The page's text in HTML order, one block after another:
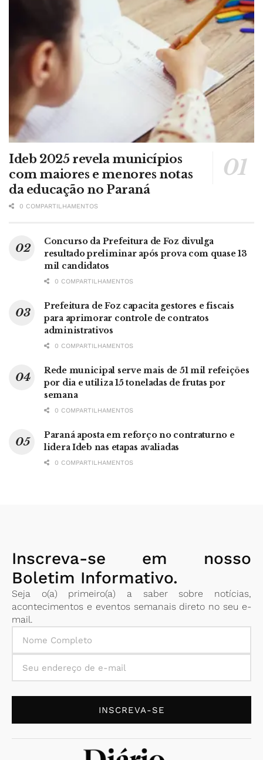
Ideb 2025 revela municípios
com maiores e menores notas
da educação no Paraná
0 COMPARTILHAMENTOS
Concurso da Prefeitura de Foz divulga
resultado preliminar após prova com quase 13
mil candidatos
0 COMPARTILHAMENTOS
Prefeitura de Foz capacita gestores e fiscais
para aprimorar controle de contratos
administrativos
0 COMPARTILHAMENTOS
Rede municipal serve mais de 51 mil refeições
por dia e utiliza 15 toneladas de frutas por
semana
0 COMPARTILHAMENTOS
Paraná aposta em reforço no contraturno e
lidera Ideb nas etapas avaliadas
0 COMPARTILHAMENTOS
Inscreva-se em nosso
Boletim Informativo.
Seja o(a) primeiro(a) a saber sobre notícias,
acontecimentos e eventos semanais direto no seu e-
mail.
INSCREVA-SE